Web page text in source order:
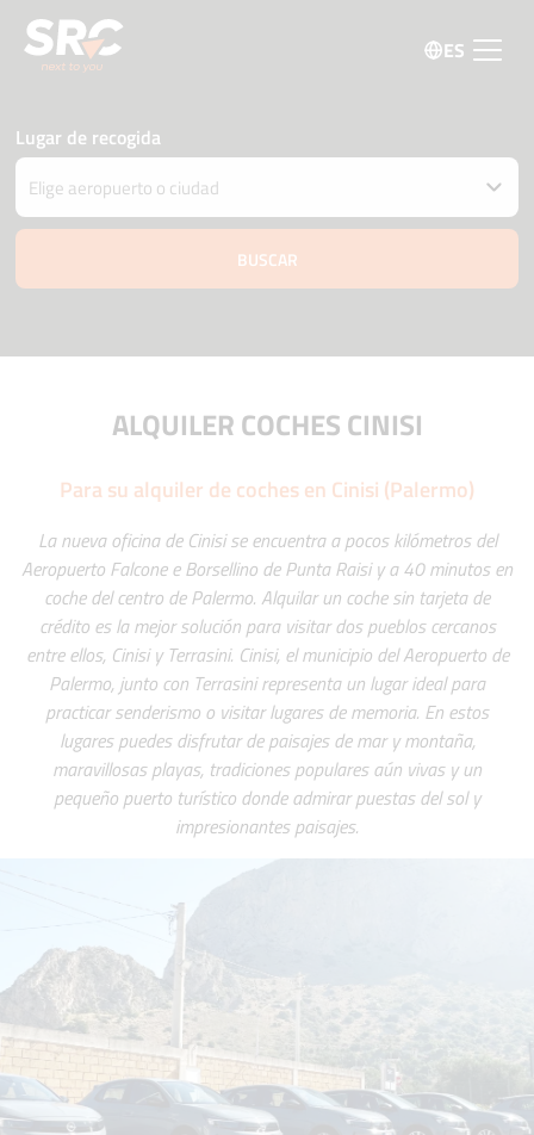
ES
Lugar de recogida
Entregar el coche en una ubicación diferente
Fecha y hora de recogida y devolución
ALQUILER COCHES CINISI
Para su alquiler de coches en Cinisi (Palermo)
La nueva oficina de Cinisi se encuentra a pocos kilómetros del
Aeropuerto Falcone e Borsellino de Punta Raisi y a 40 minutos en
coche del centro de Palermo. Alquilar un coche sin tarjeta de
crédito es la mejor solución para visitar dos pueblos cercanos
entre ellos, Cinisi y Terrasini. Cinisi, el municipio del Aeropuerto de
Palermo, junto con Terrasini representa un lugar ideal para
practicar senderismo o visitar lugares de memoria. En estos
lugares puedes disfrutar de paisajes de mar y montaña,
maravillosas playas, tradiciones populares aún vivas y un
pequeño puerto turístico donde admirar puestas del sol y
impresionantes paisajes.